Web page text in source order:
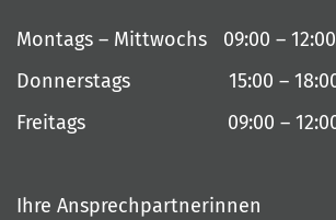
Montags – Mittwochs 09:00 –
Donnerstags 15:00 – 18:00
Freitags 09:00 – 12:00
Ihre Ansprechpartnerinnen